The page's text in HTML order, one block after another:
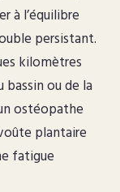
à l’équilibre
persistant.
kilomètres
ou de la
ostéopathe
plantaire
fatigue